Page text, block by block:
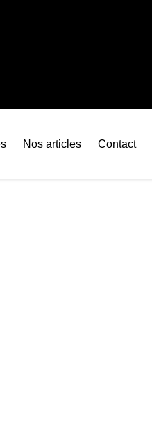
Nos articles Contact